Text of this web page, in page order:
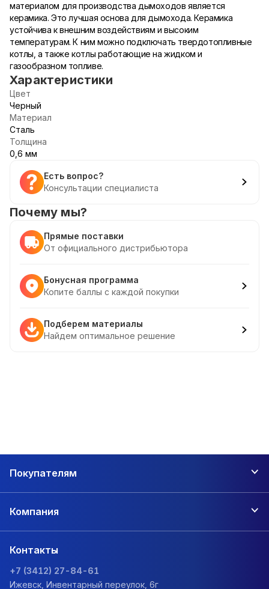
материалом для производства дымоходов является
керамика. Это лучшая основа для дымохода. Керамика
устойчива к внешним воздействиям и высоким
температурам. К ним можно подключать твердотопливные
котлы, а также котлы работающие на жидком и
газообразном топливе.
Характеристики
Цвет
Черный
Материал
Сталь
Толщина
0,6 мм
Есть вопрос?
Консультации специалиста
Почему мы?
Прямые поставки
От официального дистрибьютора
Бонусная программа
Копите баллы с каждой покупки
Подберем материалы
Найдем оптимальное решение
Покупателям
Компания
Контакты
+7 (3412) 27-84-61
Ижевск, Инвентарный переулок, 6г